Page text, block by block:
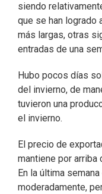
siendo
que se han logrado
más largas, otras
entradas de una
Hubo pocos días
del invierno, de
tuvieron una
el invierno.
El precio de
mantiene por arriba
En la última
moderadamente,